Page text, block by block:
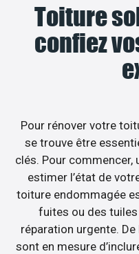
Toiture
confiez
Pour rénover votre
se trouve être
clés. Pour
estimer l’état de
toiture endommagée
fuites ou des
réparation urgente.
sont en mesure